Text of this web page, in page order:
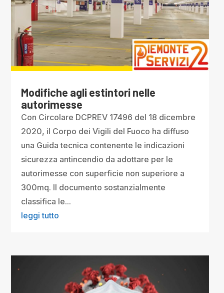
Modifiche agli estintori nelle
autorimesse
Con Circolare DCPREV 17496 del 18 dicembre
2020, il Corpo dei Vigili del Fuoco ha diffuso
una Guida tecnica contenente le indicazioni
sicurezza antincendio da adottare per le
autorimesse con superficie non superiore a
300mq. Il documento sostanzialmente
classifica le...
leggi tutto